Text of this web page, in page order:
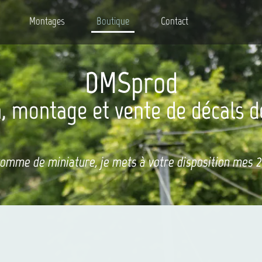
Montages Boutique Contact
DMSprod
montage et vente de décals
de miniature, je mets à votre disposition mes